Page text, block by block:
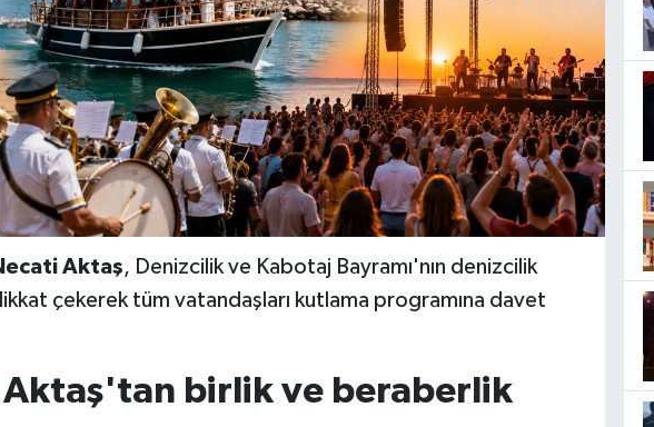
Aktaş, Denizcilik ve Kabotaj Bayramı'nın denizcilik
çekerek tüm vatandaşları kutlama programına davet
Aktaş'tan birlik ve beraberlik